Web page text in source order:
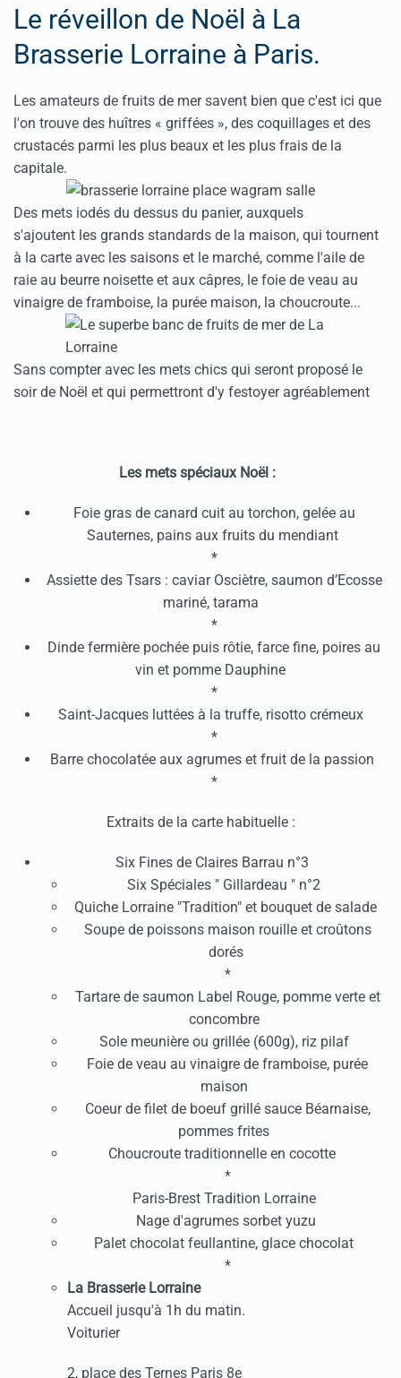
Le réveillon de Noël à La
Brasserie Lorraine à Paris.
Les amateurs de fruits de mer savent bien que c'est ici que
l'on trouve des huîtres « griffées », des coquillages et des
crustacés parmi les plus beaux et les plus frais de la
capitale.
Des mets iodés du dessus du panier, auxquels
s'ajoutent les grands standards de la maison, qui tournent
à la carte avec les saisons et le marché, comme l'aile de
raie au beurre noisette et aux câpres, le foie de veau au
vinaigre de framboise, la purée maison, la choucroute...
Sans compter avec les mets chics qui seront proposé le
soir de Noël et qui permettront d'y festoyer agréablement
Les mets spéciaux Noël :
Foie gras de canard cuit au torchon, gelée au
Sauternes, pains aux fruits du mendiant
*
Assiette des Tsars : caviar Osciètre, saumon d’Ecosse
mariné, tarama
*
Dinde fermière pochée puis rôtie, farce fine, poires au
vin et pomme Dauphine
*
Saint-Jacques luttées à la truffe, risotto crémeux
*
Barre chocolatée aux agrumes et fruit de la passion
*
Extraits de la carte habituelle :
Six Fines de Claires Barrau n°3
Six Spéciales " Gillardeau " n°2
Quiche Lorraine "Tradition" et bouquet de salade
Soupe de poissons maison rouille et croûtons
dorés
*
Tartare de saumon Label Rouge, pomme verte et
concombre
Sole meunière ou grillée (600g), riz pilaf
Foie de veau au vinaigre de framboise, purée
maison
Coeur de filet de boeuf grillé sauce Béarnaise,
pommes frites
Choucroute traditionnelle en cocotte
*
Paris-Brest Tradition Lorraine
Nage d'agrumes sorbet yuzu
Palet chocolat feullantine, glace chocolat
*
La Brasserie Lorraine
Accueil jusqu'à 1h du matin.
Voiturier
2, place des Ternes Paris 8e